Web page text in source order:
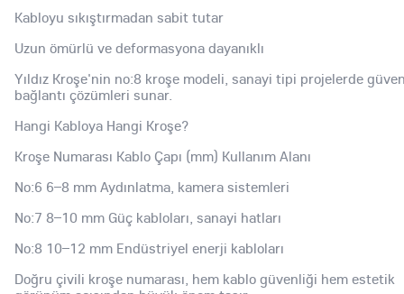
Kabloyu sıkıştırmadan sabit tutar
Uzun ömürlü ve deformasyona dayanıklı
Yıldız Kroşe'nin no:8 kroşe modeli, sanayi tipi projelerde
bağlantı çözümleri sunar.
Hangi Kabloya Hangi Kroşe?
Kroşe Numarası Kablo Çapı (mm) Kullanım Alanı
No:6 6–8 mm Aydınlatma, kamera sistemleri
No:7 8–10 mm Güç kabloları, sanayi hatları
No:8 10–12 mm Endüstriyel enerji kabloları
Doğru çivili kroşe numarası, hem kablo güvenliği hem estetik